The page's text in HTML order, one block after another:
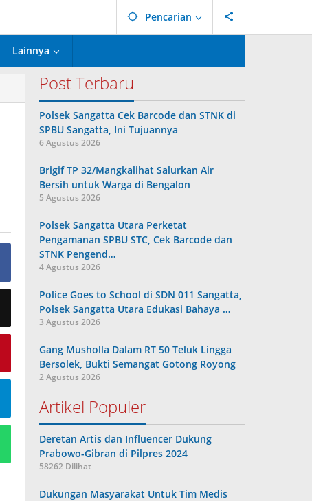
Pencarian
Lainnya
Post Terbaru
Polsek Sangatta Cek Barcode dan STNK di
SPBU Sangatta, Ini Tujuannya
6 Agustus 2026
Brigif TP 32/Mangkalihat Salurkan Air
Bersih untuk Warga di Bengalon
5 Agustus 2026
Polsek Sangatta Utara Perketat
Pengamanan SPBU STC, Cek Barcode dan
STNK Pengend…
4 Agustus 2026
Police Goes to School di SDN 011 Sangatta,
Polsek Sangatta Utara Edukasi Bahaya …
3 Agustus 2026
Gang Musholla Dalam RT 50 Teluk Lingga
Bersolek, Bukti Semangat Gotong Royong
2 Agustus 2026
Artikel Populer
Deretan Artis dan Influencer Dukung
Prabowo-Gibran di Pilpres 2024
58262 Dilihat
Dukungan Masyarakat Untuk Tim Medis